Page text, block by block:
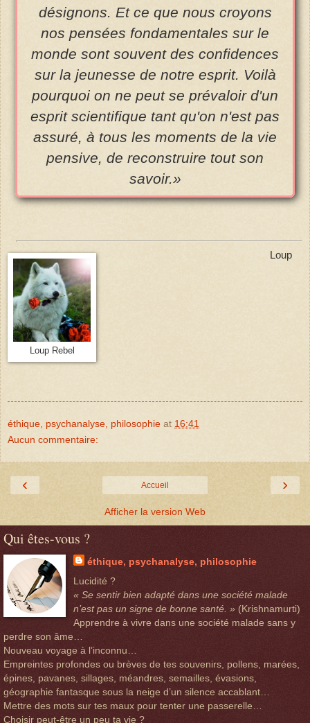
désignons. Et ce que nous croyons
nos pensées fondamentales sur le
monde sont souvent des confidences
sur la jeunesse de notre esprit. Voilà
pourquoi on ne peut se prévaloir d'un
esprit scientifique tant qu'on n'est pas
assuré, à tous les moments de la vie
pensive, de reconstruire tout son
savoir.»
Loup
Loup Rebel
éthique, psychanalyse, philosophie at 16:41
Aucun commentaire:
‹ ›
Accueil
Afficher la version Web
Qui êtes-vous ?
éthique, psychanalyse, philosophie
Lucidité ?
« Se sentir bien adapté dans une société malade
n’est pas un signe de bonne santé. » (Krishnamurti)
Apprendre à vivre dans une société malade sans y
perdre son âme…
Nouveau voyage à l’inconnu…
Empreintes profondes ou brèves de tes souvenirs, pollens, marées,
épines, pavanes, sillages, méandres, semailles, évasions,
géographie fantasque sous la neige d’un silence accablant…
Mettre des mots sur tes maux pour tenter une passerelle…
Choisir peut-être un peu ta vie ?